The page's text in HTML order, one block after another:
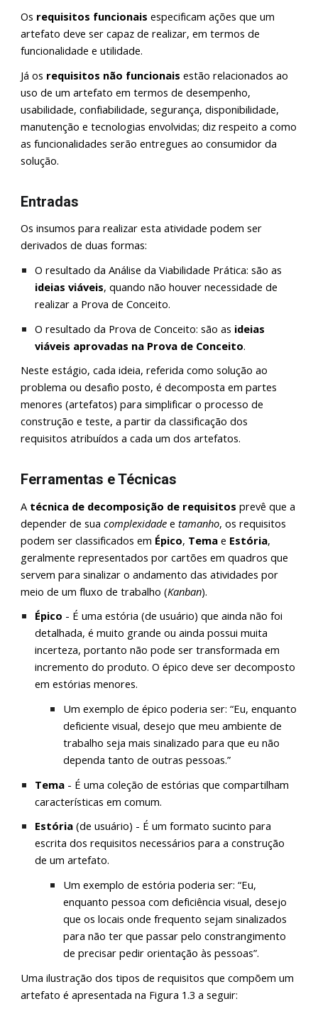
Os requisitos funcionais especificam ações que um
artefato deve ser capaz de realizar, em termos de
funcionalidade e utilidade.
Já os requisitos não funcionais estão relacionados ao
uso de um artefato em termos de desempenho,
usabilidade, confiabilidade, segurança, disponibilidade,
manutenção e tecnologias envolvidas; diz respeito a como
as funcionalidades serão entregues ao consumidor da
solução.
Entradas
Os insumos para realizar esta atividade podem ser
derivados de duas formas:
O resultado da Análise da Viabilidade Prática: são as
ideias viáveis, quando não houver necessidade de
realizar a Prova de Conceito.
O resultado da Prova de Conceito: são as ideias
viáveis aprovadas na Prova de Conceito.
Neste estágio, cada ideia, referida como solução ao
problema ou desafio posto, é decomposta em partes
menores (artefatos) para simplificar o processo de
construção e teste, a partir da classificação dos
requisitos atribuídos a cada um dos artefatos.
Ferramentas e Técnicas
A técnica de decomposição de requisitos prevê que a
depender de suacomplexidadeetamanho, osrequisitos
podem ser classificados em Épico, Tema e Estória,
geralmente representados porcartõesem quadros que
servem para sinalizar o andamento das atividades por
meio de um fluxo de trabalho (Kanban).
Épico - É umaestória (de usuário) que ainda não foi
detalhada, é muito grande ou ainda possui muita
incerteza, portanto não pode ser transformada em
incremento do produto. O épico deve ser decomposto
em estórias menores.
Um exemplo de épico poderia ser: “Eu, enquanto
deficiente visual, desejo que meu ambiente de
trabalho seja mais sinalizado para que eu não
dependa tanto de outras pessoas.”
Tema - É uma coleção de estórias que compartilham
características em comum.
Estória (de usuário) - É um formato sucinto para
escrita dos requisitos necessários para a construção
de um artefato.
Um exemplo de estória poderia ser: “Eu,
enquanto pessoa com deficiência visual, desejo
que os locais onde frequento sejam sinalizados
para não ter que passar pelo constrangimento
de precisar pedir orientação às pessoas”.
Uma ilustração dos tipos de requisitos que compõem um
artefato é apresentada na Figura 1.3 a seguir: